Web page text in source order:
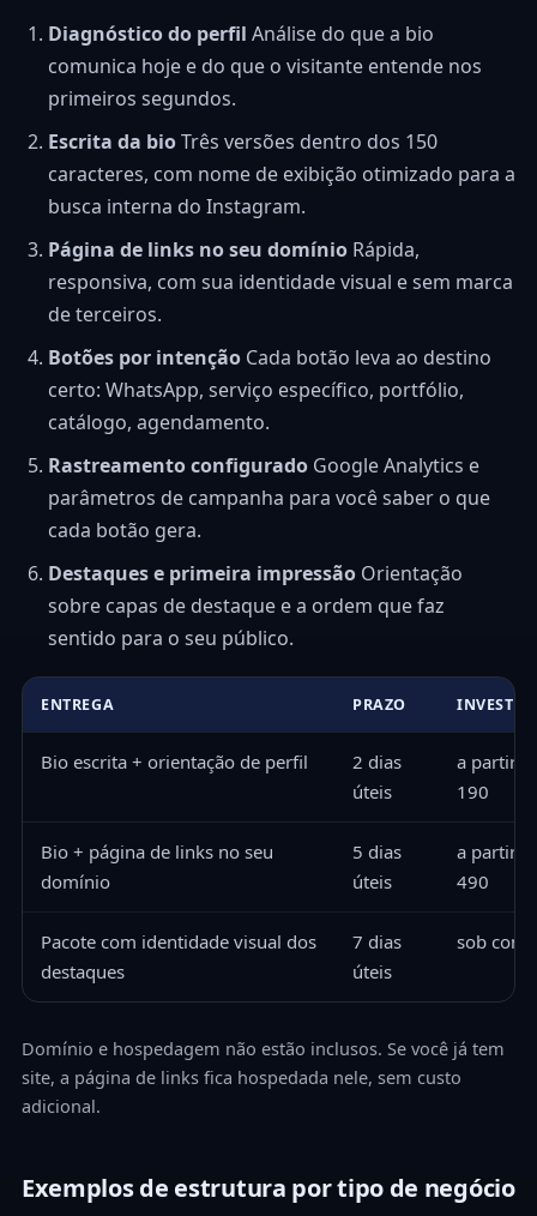
Diagnóstico do perfil Análise do que a bio
comunica hoje e do que o visitante entende nos
primeiros segundos.
Escrita da bioTrês versões dentro dos 150
caracteres, com nome de exibição otimizado para a
busca interna do Instagram.
Página de links no seu domínioRápida,
responsiva, com sua identidade visual e sem marca
de terceiros.
Botões por intençãoCada botão leva ao destino
certo: WhatsApp, serviço específico, portfólio,
catálogo, agendamento.
Rastreamento configuradoGoogle Analytics e
parâmetros de campanha para você saber o que
cada botão gera.
Destaques e primeira impressãoOrientação
sobre capas de destaque e a ordem que faz
sentido para o seu público.
ENTREGA PRAZO
Bio escrita + orientação de perfil
2 dias
úteis
a partir
190
Bio + página de links no seu
domínio
5 dias
úteis
a partir
490
Pacote com identidade visual dos
destaques
7 dias
úteis
sob
Domínio e hospedagem não estão inclusos. Se você já tem
site, a página de links fica hospedada nele, sem custo
adicional.
Exemplos de estrutura por tipo de negócio